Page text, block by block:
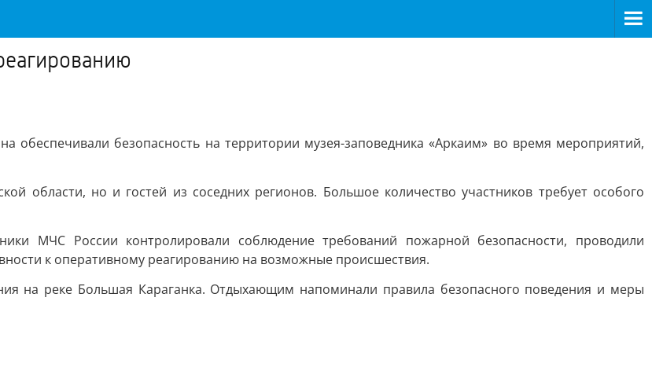
обеспечивали безопасность на территории музея-заповедника «Аркаим» во время мероприятий,
области, но и гостей из соседних регионов. Большое количество участников требует особого
МЧС России контролировали соблюдение требований пожарной безопасности, проводили
к оперативному реагированию на возможные происшествия.
на реке Большая Караганка. Отдыхающим напоминали правила безопасного поведения и меры